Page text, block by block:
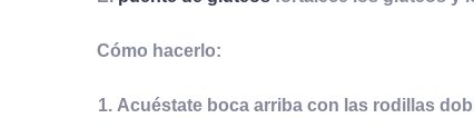
Cómo hacerlo:
Acuéstate boca arriba con las rodillas